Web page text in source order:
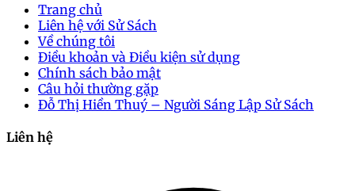
Trang chủ
Liên hệ với Sử Sách
Về chúng tôi
Điều khoản và Điều kiện sử dụng
Chính sách bảo mật
Câu hỏi thường gặp
Đỗ Thị Hiền Thuý – Người Sáng Lập Sử Sách
Liên hệ